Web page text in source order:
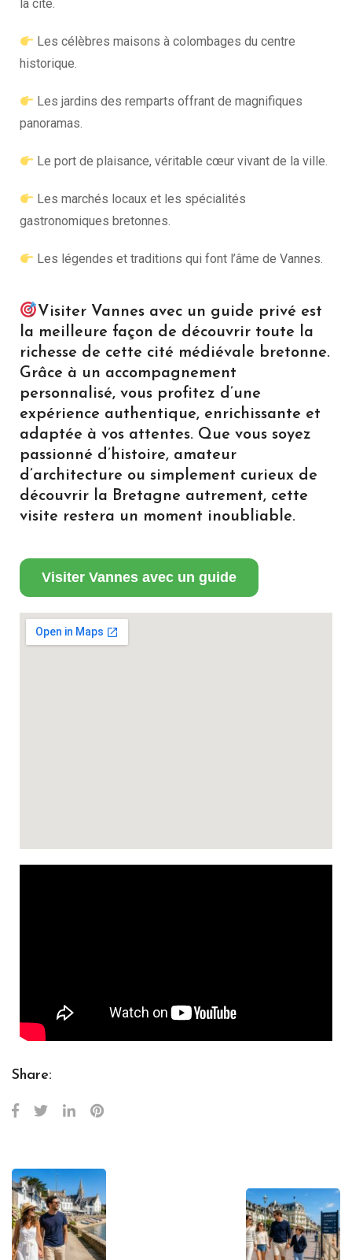
la cité.
Les célèbres maisons à colombages du centre
historique.
Les jardins des remparts offrant de magnifiques
panoramas.
Le port de plaisance, véritable cœur vivant de la ville.
Les marchés locaux et les spécialités
gastronomiques bretonnes.
Les légendes et traditions qui font l’âme de Vannes.
Visiter Vannes avec un guide privé est
la meilleure façon de découvrir toute la
richesse de cette cité médiévale bretonne.
Grâce à un accompagnement
personnalisé, vous profitez d’une
expérience authentique, enrichissante et
adaptée à vos attentes. Que vous soyez
passionné d’histoire, amateur
d’architecture ou simplement curieux de
découvrir la Bretagne autrement, cette
visite restera un moment inoubliable.
Visiter Vannes avec un guide
Share: